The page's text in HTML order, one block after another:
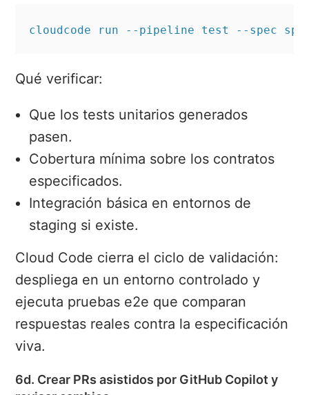
cloudcode run --pipeline test --spec
Qué verificar:
Que los tests unitarios generados
pasen.
Cobertura mínima sobre los contratos
especificados.
Integración básica en entornos de
staging si existe.
Cloud Code cierra el ciclo de validación:
despliega en un entorno controlado y
ejecuta pruebas e2e que comparan
respuestas reales contra la especificación
viva.
6d. Crear PRs asistidos por GitHub Copilot y